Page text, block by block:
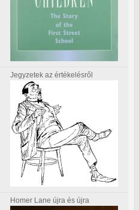
Jegyzetek az értékelésről
Homer Lane újra és újra